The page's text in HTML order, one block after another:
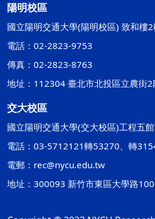
陽明校區
國立陽明交通大學(陽明校區) 致和樓2
電話：02-2823-9753
傳真：02-2823-8763
地址：112304 臺北市北投區立農街
交大校區
國立陽明交通大學(交大校區)工程五
電話：03-5712121轉53270、轉
電郵： rec@nycu.edu.tw
地址：300093 新竹市東區大學路